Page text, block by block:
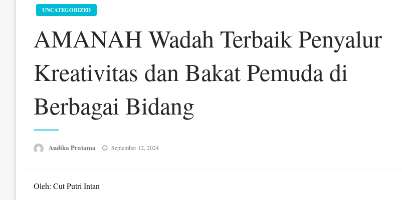
UNCATEGORIZED
AMANAH Wadah Terbaik Penyalur
Kreativitas dan Bakat Pemuda di
Berbagai Bidang
Andika Pratama
Posted
September 12, 2024
Oleh: Cut Putri Intan